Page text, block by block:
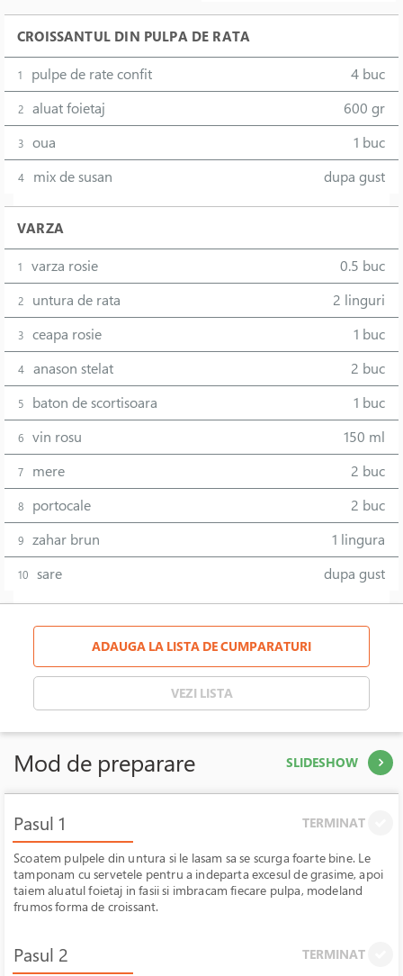
CROISSANTUL DIN PULPA DE RATA
1 pulpe de rate confit 4 buc
2 aluat foietaj 600 gr
3 oua 1 buc
4 mix de susan dupa gust
VARZA
1 varza rosie 0.5 buc
2 untura de rata 2 linguri
3 ceapa rosie 1 buc
4 anason stelat 2 buc
5 baton de scortisoara 1 buc
6 vin rosu 150 ml
7 mere 2 buc
8 portocale 2 buc
9 zahar brun 1 lingura
10 sare dupa gust
ADAUGA LA LISTA DE CUMPARATURI
VEZI LISTA
Mod de preparare SLIDESHOW
Pasul 1 TERMINAT
Scoatem pulpele din untura si le lasam sa se scurga foarte bine. Le
tamponam cu servetele pentru a indeparta excesul de grasime, apoi
taiem aluatul foietaj in fasii si imbracam fiecare pulpa, modeland
frumos forma de croissant.
Pasul 2 TERMINAT